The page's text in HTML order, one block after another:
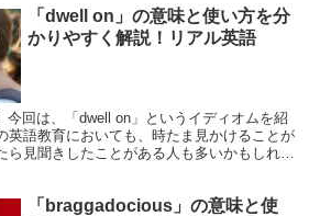
「dwell on」の意味と使い方を分
かりやすく解説！リアル英語
今回は、「dwell on」というイディオムを紹
英語教育においても、時たま見かけることが
ら見聞きしたことがある人も多いかもしれま
「braggadocious」の意味と使